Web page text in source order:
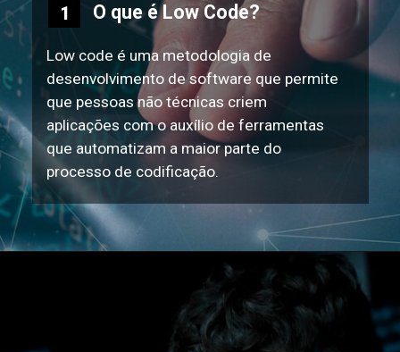
O que é Low Code?
Low code é uma metodologia de
desenvolvimento de software que permite
que pessoas não técnicas criem
aplicações com o auxílio de ferramentas
que automatizam a maior parte do
processo de codificação.
1